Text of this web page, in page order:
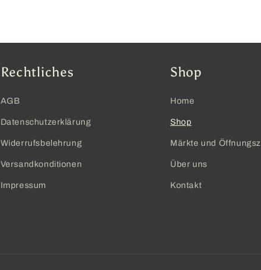
Rechtliches
AGB
Datenschutzerklärung
Widerrufsbelehrung
Versandkonditionen
Impressum
Shop
Home
Shop
Märkte und
Über uns
Kontakt